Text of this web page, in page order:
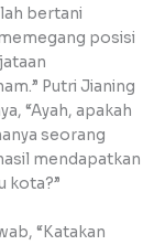
bertani
posisi
Putri Jianing
“Ayah, apakah
seorang
mendapatkan
kota?”
“Katakan